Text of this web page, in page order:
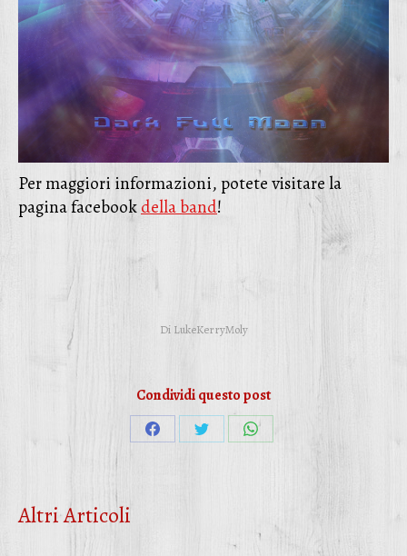
Per maggiori informazioni, potete visitare la
pagina facebookdella band!
Di LukeKerryMoly
Condividi questo post
CondividiCondividiCondividi
Altri Articoli